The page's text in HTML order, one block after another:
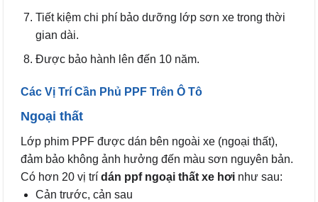
Tiết kiệm chi phí bảo dưỡng lớp sơn xe trong thời
gian dài.
Được bảo hành lên đến 10 năm.
Các Vị Trí Cần Phủ PPF Trên Ô Tô
Ngoại thất
Lớp phim PPF được dán bên ngoài xe (ngoại thất),
đảm bảo không ảnh hưởng đến màu sơn nguyên bản.
Có hơn 20 vị trí dán ppf ngoại thất xe hơi như sau:
Cản trước, cản sau